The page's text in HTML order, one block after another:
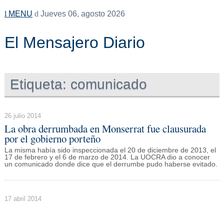
MENU Jueves 06, agosto 2026
El Mensajero Diario
Etiqueta: comunicado
26 julio 2014
La obra derrumbada en Monserrat fue clausurada
por el gobierno porteño
La misma había sido inspeccionada el 20 de diciembre de 2013, el
17 de febrero y el 6 de marzo de 2014. La UOCRA dio a conocer
un comunicado donde dice que el derrumbe pudo haberse evitado.
17 abril 2014